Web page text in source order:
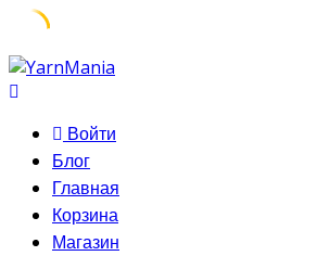
Skip
to
Войти
Блог
Главная
Корзина
Магазин